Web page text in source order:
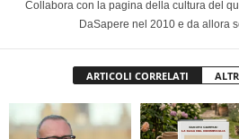
Collabora con la pagina della cultura del
DaSapere nel 2010 e da allora
ARTICOLI CORRELATI